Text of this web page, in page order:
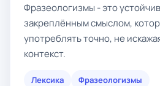
Фразеологизмы - это
закреплённым смыслом,
употреблять точно, не
контекст.
Лексика
Фразеологизмы